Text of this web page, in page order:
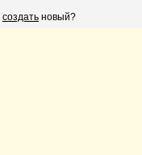
создать новый?